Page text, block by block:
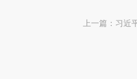
上一篇： 习近